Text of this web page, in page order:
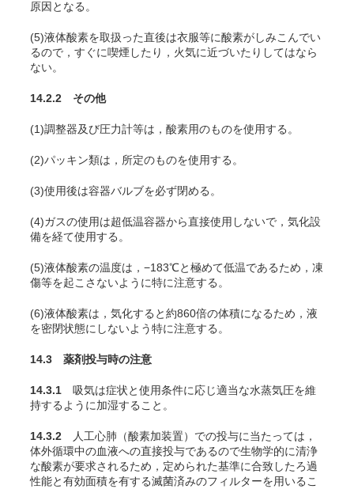
原因となる。
(5)液体酸素を取扱った直後は衣服等に酸素がしみこんでい
るので，すぐに喫煙したり，火気に近づいたりしてはなら
ない。
14.2.2 その他
(1)調整器及び圧力計等は，酸素用のものを使用する。
(2)パッキン類は，所定のものを使用する。
(3)使用後は容器バルブを必ず閉める。
(4)ガスの使用は超低温容器から直接使用しないで，気化設
備を経て使用する。
(5)液体酸素の温度は，−183℃と極めて低温であるため，凍
傷等を起こさないように特に注意する。
(6)液体酸素は，気化すると約860倍の体積になるため，液
を密閉状態にしないよう特に注意する。
14.3 薬剤投与時の注意
14.3.1 吸気は症状と使用条件に応じ適当な水蒸気圧を維
持するように加湿すること 。
14.3.2 人工心肺（酸素加装置）での投与に当たっては，
体外循環中の血液への直接投与であるので生物学的に清浄
な酸素が要求されるため，定められた基準に合致したろ過
性能と有効面積を有する滅菌済みのフィルターを用いるこ